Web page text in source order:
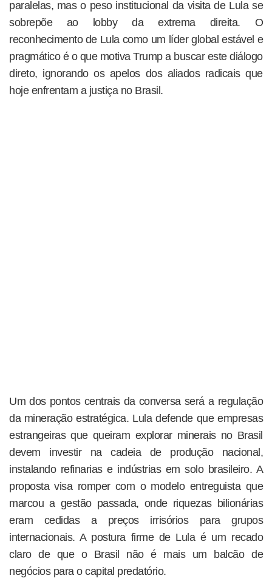
paralelas, mas o peso institucional da visita de Lula se
sobrepõe ao lobby da extrema direita. O
reconhecimento de Lula como um líder global estável e
pragmático é o que motiva Trump a buscar este diálogo
direto, ignorando os apelos dos aliados radicais que
hoje enfrentam a justiça no Brasil.
Um dos pontos centrais da conversa será a regulação
da mineração estratégica. Lula defende que empresas
estrangeiras que queiram explorar minerais no Brasil
devem investir na cadeia de produção nacional,
instalando refinarias e indústrias em solo brasileiro. A
proposta visa romper com o modelo entreguista que
marcou a gestão passada, onde riquezas bilionárias
eram cedidas a preços irrisórios para grupos
internacionais. A postura firme de Lula é um recado
claro de que o Brasil não é mais um balcão de
negócios para o capital predatório.